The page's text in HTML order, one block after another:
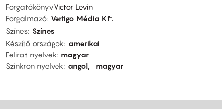
ForgatókönyvVictor Levin
Forgalmazó Vertigo Média Kft.
Színes Színes
Készítő országok
amerikai
Felirat nyelvek
magyar
Szinkron nyelvek
angol magyar